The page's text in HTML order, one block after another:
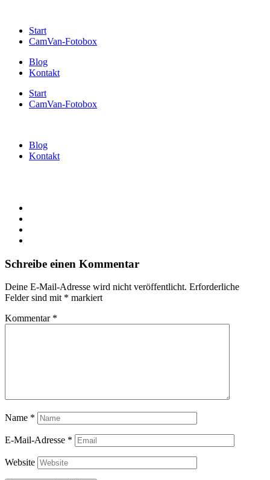
Start
CamVan-Fotobox
Blog
Kontakt
Start
CamVan-Fotobox
Blog
Kontakt
Schreibe einen Kommentar
Deine E-Mail-Adresse wird nicht veröffentlicht. Erforderliche
Felder sind mit * markiert
Kommentar *
Name *
E-Mail-Adresse *
Website